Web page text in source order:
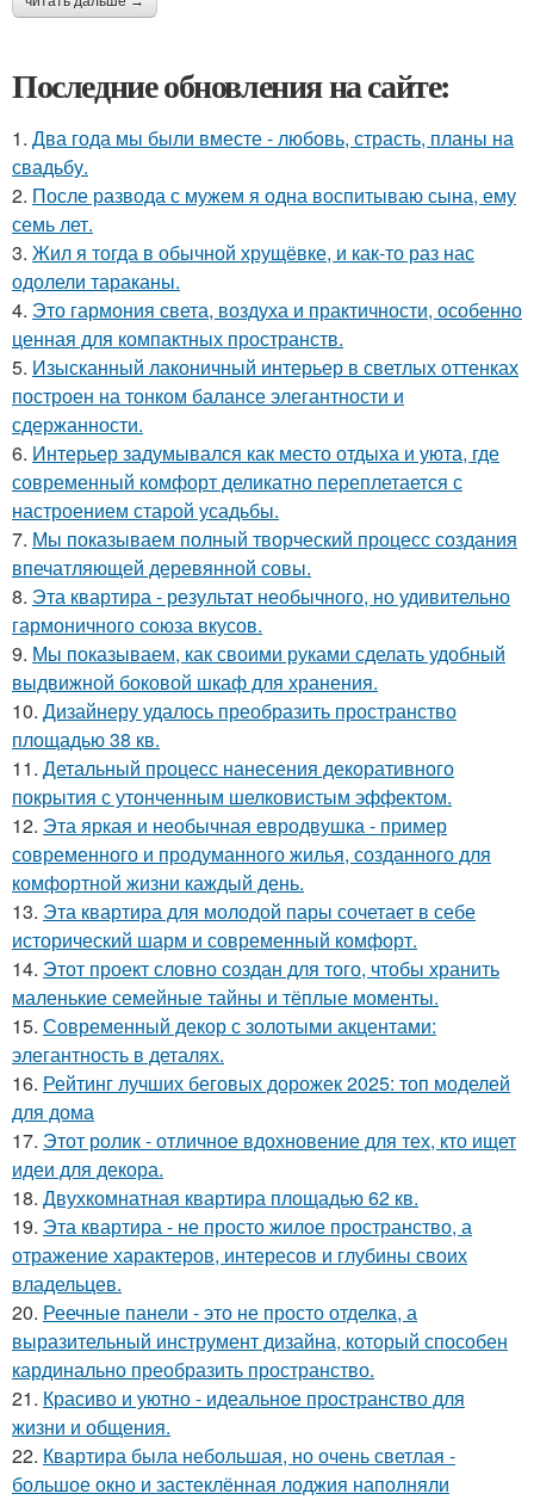
Последние обновления на сайте:
1. Два года мы были вместе - любовь, страсть, планы на
свадьбу.
2. После развода с мужем я одна воспитываю сына, ему
семь лет.
3. Жил я тогда в обычной хрущёвке, и как-то раз нас
одолели тараканы.
4. Это гармония света, воздуха и практичности, особенно
ценная для компактных пространств.
5. Изысканный лаконичный интерьер в светлых оттенках
построен на тонком балансе элегантности и
сдержанности.
6. Интерьер задумывался как место отдыха и уюта, где
современный комфорт деликатно переплетается с
настроением старой усадьбы.
7. Мы показываем полный творческий процесс создания
впечатляющей деревянной совы.
8. Эта квартира - результат необычного, но удивительно
гармоничного союза вкусов.
9. Мы показываем, как своими руками сделать удобный
выдвижной боковой шкаф для хранения.
10. Дизайнеру удалось преобразить пространство
площадью 38 кв.
11. Детальный процесс нанесения декоративного
покрытия с утонченным шелковистым эффектом.
12. Эта яркая и необычная евродвушка - пример
современного и продуманного жилья, созданного для
комфортной жизни каждый день.
13. Эта квартира для молодой пары сочетает в себе
исторический шарм и современный комфорт.
14. Этот проект словно создан для того, чтобы хранить
маленькие семейные тайны и тёплые моменты.
15. Современный декор с золотыми акцентами:
элегантность в деталях.
16. Рейтинг лучших беговых дорожек 2025: топ моделей
для дома
17. Этот ролик - отличное вдохновение для тех, кто ищет
идеи для декора.
18. Двухкомнатная квартира площадью 62 кв.
19. Эта квартира - не просто жилое пространство, а
отражение характеров, интересов и глубины своих
владельцев.
20. Реечные панели - это не просто отделка, а
выразительный инструмент дизайна, который способен
кардинально преобразить пространство.
21. Красиво и уютно - идеальное пространство для
жизни и общения.
22. Квартира была небольшая, но очень светлая -
большое окно и застеклённая лоджия наполняли